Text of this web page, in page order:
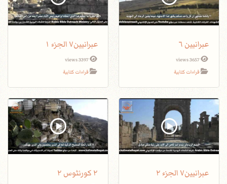
عبرانيين ٦
3657 views
قراءات كتابية
عبرانيين٧ الجزء ١
3397 views
قراءات كتابية
عبرانيين٧ الجزء ٢ ٢ كورنثوس ٢